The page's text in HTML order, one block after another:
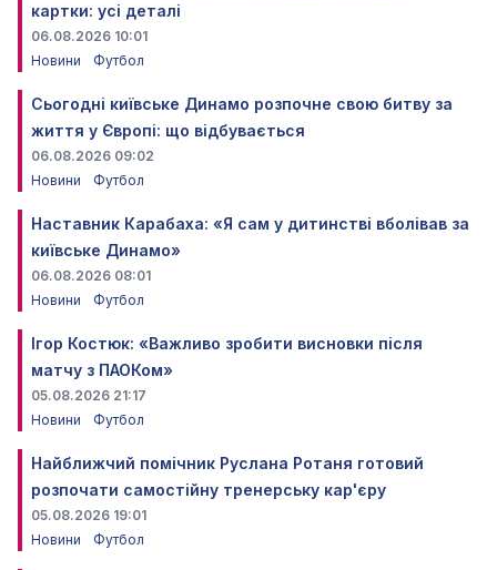
картки: усі деталі
06.08.2026 10:01
Новини
Футбол
Сьогодні київське Динамо розпочне свою битву за
життя у Європі: що відбувається
06.08.2026 09:02
Новини
Футбол
Наставник Карабаха: «Я сам у дитинстві вболівав за
київське Динамо»
06.08.2026 08:01
Новини
Футбол
Ігор Костюк: «Важливо зробити висновки після
матчу з ПАОКом»
05.08.2026 21:17
Новини
Футбол
Найближчий помічник Руслана Ротаня готовий
розпочати самостійну тренерську кар'єру
05.08.2026 19:01
Новини
Футбол